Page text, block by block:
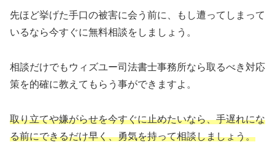
先ほど挙げた手口の被害に会う前に、もし遭ってしまって
いるなら今すぐに無料相談をしましょう。
相談だけでもウィズユー司法書士事務所なら取るべき対応
策を的確に教えてもらう事ができますよ。
取り立てや嫌がらせを今すぐに止めたいなら、手遅れにな
る前にできるだけ早く、勇気を持って相談しましょう。